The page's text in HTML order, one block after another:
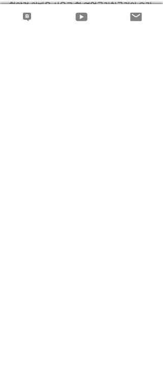
한약정 위반을 사유로 한 영업금지청구권의 요건,
성질에 관한 법리오해 및 심리미진 등의 위법이